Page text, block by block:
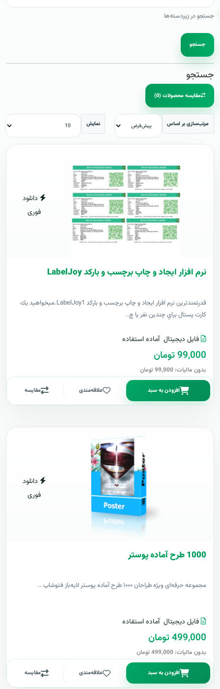
جستجو در زیردسته‌ها
جستجو
جستجو
مقایسه محصولات (0)
مرتب‌سازی بر اساس نمایش
دانلود
فوری
نرم افزار ایجاد و چاپ برچسب و بارکد LabelJoy
قدرتمندترين نرم افزار ایجاد و چاپ برچسب و بارکد LabelJoy1.ميخواهيد يك
كارت پستال براي چندين نفر يا چ..
فایل دیجیتال آماده استفاده
99,000 تومان
بدون مالیات: 99,000 تومان
افزودن به سبد علاقه‌مندی مقایسه
دانلود
فوری
1000 طرح آماده پوستر
مجموعه حرفه‌ای ویژه طراحان ۱۰۰۰ طرح آماده پوستر لایه‌باز فتوشاپ ..
فایل دیجیتال آماده استفاده
499,000 تومان
بدون مالیات: 499,000 تومان
افزودن به سبد علاقه‌مندی مقایسه